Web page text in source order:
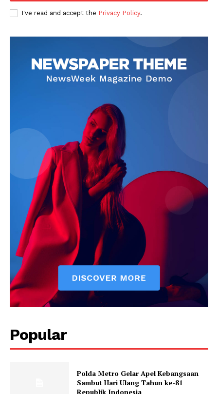
I've read and accept the Privacy Policy.
Popular
Polda Metro Gelar Apel Kebangsaan
Sambut Hari Ulang Tahun ke-81
Republik Indonesia